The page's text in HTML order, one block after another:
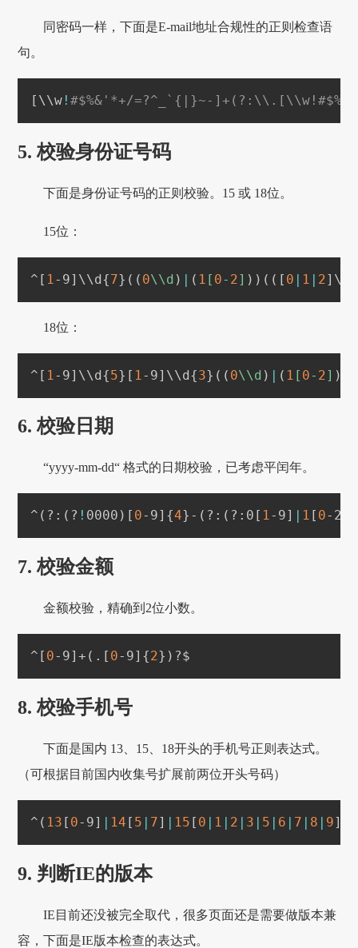
同密码一样，下面是E-mail地址合规性的正则检查语
句。
[ \\w !#$%&'*+/=?^_`{|}~-
5. 校验身份证号码
下面是身份证号码的正则校验。15 或 18位。
15位：
^ [ 1 -9] \\d{7} (( 0\\d ) | ( 1 [ 0- 2] )) (( [ 0 | 1 | 2] \
18位：
^ [ 1 -9] \\d{5} [ 1 -9] \\d{3} (( 0\\d ) | ( 1 [ 0- 2] ))
6. 校验日期
“yyyy-mm-dd“ 格式的日期校验，已考虑平闰年。
^ ( ?: ( ? ! 0000 ) [ 0-9] {4} - ( ?: ( ?:0 [ 1-9] 1 [ 0-2
7. 校验金额
金额校验，精确到2位小数。
^ [ 0-9]+ ( . [ 0-9] {2} ) ?$
8. 校验手机号
下面是国内 13、15、18开头的手机号正则表达式。
（可根据目前国内收集号扩展前两位开头号码）
^ ( 13 [ 0-9] | 14 [ 5 | 7] | 15 [ 0 | 1 | 2 | 3 | 5 | 6 | 7 | 8 | 9]
9. 判断IE的版本
IE目前还没被完全取代，很多页面还是需要做版本兼
容，下面是IE版本检查的表达式。